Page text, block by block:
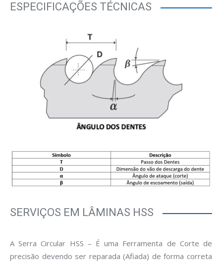
ESPECIFICAÇÕES TÉCNICAS
SERVIÇOS EM LÂMINAS HSS
A Serra Circular HSS – É uma Ferramenta de Corte de
precisão devendo ser reparada (Afiada) de forma correta